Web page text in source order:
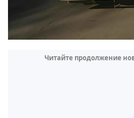
Читайте продолжение